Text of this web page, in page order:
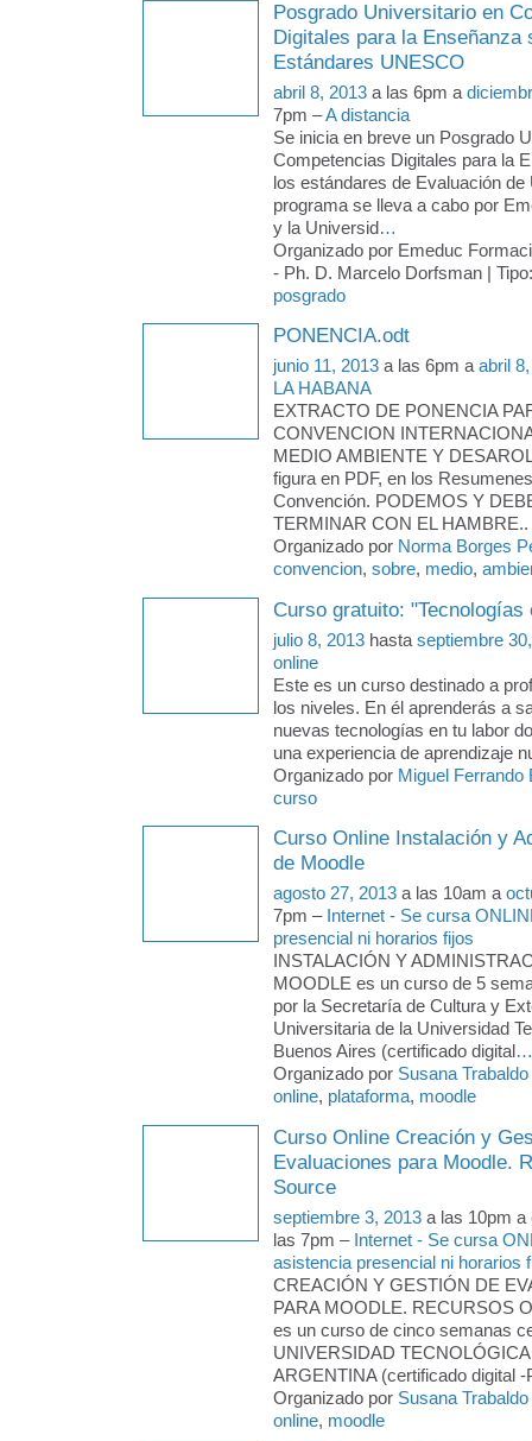
Posgrado Universitario en
Digitales para la Enseñanza
Estándares UNESCO
abril 8, 2013 a las 6pm a
7pm –A distancia
Se inicia en breve un Posgrado
Competencias Digitales para la
los estándares de Evaluación
programa se lleva a cabo por
y la Universid…
Organizado por Emeduc
- Ph. D. Marcelo Dorfsman |
posgrado
PONENCIA.odt
junio 11, 2013 a las 6pm aabril
LA HABANA
EXTRACTO DE PONENCIA
CONVENCION
MEDIO AMBIENTE Y
figura en PDF, en los
Convención. PODEMOS Y
TERMINAR CON EL HAMBRE..
Organizado por Norma Borges
convencion, sobre, medio,
Curso gratuito: "Tecnologías
julio 8, 2013 hasta septiembre
online
Este es un curso destinado a
los niveles. En él aprenderás a
nuevas tecnologías en tu labor
una experiencia de aprendizaje
Organizado por Miguel Ferrando
curso
Curso Online Instalación y
de Moodle
agosto 27, 2013 a las 10am a
7pm – Internet - Se cursa
presencial ni horarios fijos
INSTALACIÓN Y
MOODLE es un curso de 5
por la Secretaría de Cultura y
Universitaria de la Universidad
Buenos Aires (certificado digital…
Organizado por Susana Trabaldo
online, plataforma, moodle
Curso Online Creación y
Evaluaciones para Moodle.
Source
septiembre 3, 2013 a las 10pm a
las 7pm – Internet - Se cursa
asistencia presencial ni horarios
CREACIÓN Y GESTIÓN DE
PARA MOODLE. RECURSOS
es un curso de cinco semanas
UNIVERSIDAD
ARGENTINA (certificado digital -
Organizado por Susana Trabaldo
online, moodle